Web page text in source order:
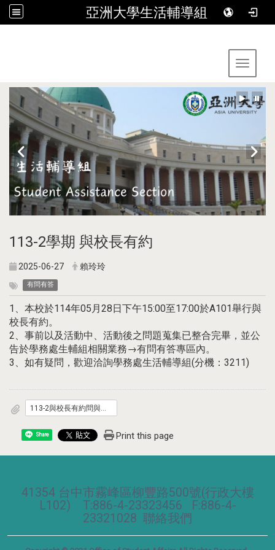
亞洲大學生活輔導組
Toggle
113-2學期 與校長有約
2025-06-27 賴玲玲
有問有答
1、本校於114年05月28日下午15:00至17:00於A101舉行與
校長有約。
2、事前以及活動中、活動後之問題蒐集已整合完畢，並公
告於學務處生輔組相關業務→有問有答專區內。
3、如有疑問，歡迎洽詢學務處生活輔導組(分機：3211)
Share Print this page
41354 台中市霧峰區柳豐路500號(行政大樓
L102) T:886-4-23323456 F:886-4-
23321028 聯絡我們